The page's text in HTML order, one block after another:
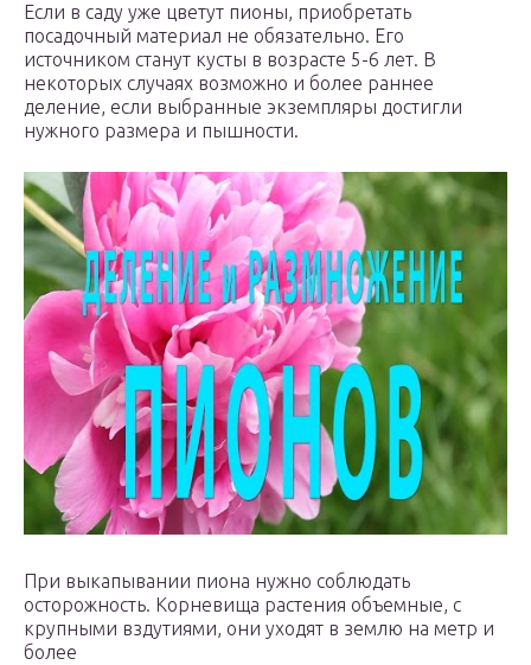
Если в саду уже цветут пионы, приобретать
посадочный материал не обязательно. Его
источником станут кусты в возрасте 5-6 лет. В
некоторых случаях возможно и более раннее
деление, если выбранные экземпляры достигли
нужного размера и пышности.
При выкапывании пиона нужно соблюдать
осторожность. Корневища растения объемные, с
крупными вздутиями, они уходят в землю на метр и
более